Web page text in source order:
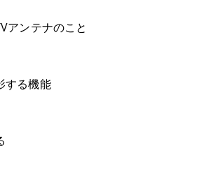
⑩OEMガラスとは
OEM品 ロゴなし
アンテナのこと
する機能